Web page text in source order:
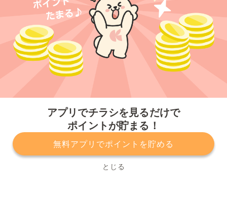
アプリでチラシを見るだけで
ポイントが貯まる！
無料アプリでポイントを貯める
とじる
プライバシーポリシー 利用規約
運営会社
サービスに関してのお問い合わせ